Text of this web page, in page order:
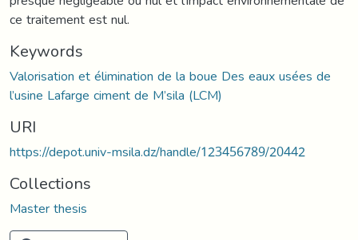
ce traitement est nul.
Keywords
Valorisation et élimination de la boue Des eaux usées de
l’usine Lafarge ciment de M’sila (LCM)
URI
https://depot.univ-msila.dz/handle/123456789/20442
Collections
Master thesis